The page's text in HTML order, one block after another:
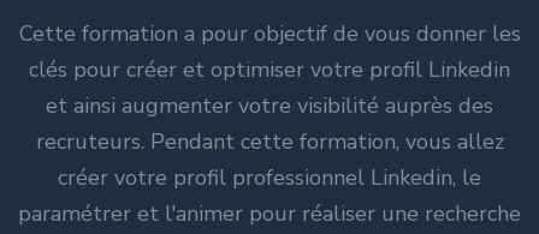
Cette formation a pour objectif de vous donner les
clés pour créer et optimiser votre profil Linkedin
et ainsi augmenter votre visibilité auprès des
recruteurs. Pendant cette formation, vous allez
créer votre profil professionnel Linkedin, le
paramétrer et l'animer pour réaliser une recherche